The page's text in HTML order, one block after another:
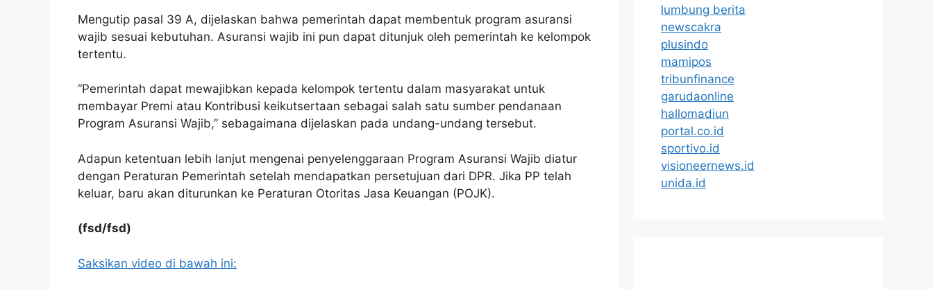
Mengutip pasal 39 A, dijelaskan bahwa pemerintah dapat membentuk program asuransi
wajib sesuai kebutuhan. Asuransi wajib ini pun dapat ditunjuk oleh pemerintah ke kelompok
tertentu.
“Pemerintah dapat mewajibkan kepada kelompok tertentu dalam masyarakat untuk
membayar Premi atau Kontribusi keikutsertaan sebagai salah satu sumber pendanaan
Program Asuransi Wajib,” sebagaimana dijelaskan pada undang-undang tersebut.
Adapun ketentuan lebih lanjut mengenai penyelenggaraan Program Asuransi Wajib diatur
dengan Peraturan Pemerintah setelah mendapatkan persetujuan dari DPR. Jika PP telah
keluar, baru akan diturunkan ke Peraturan Otoritas Jasa Keuangan (POJK).
(fsd/fsd)
Saksikan video di bawah ini:
lumbung berita
newscakra
plusindo
mamipos
tribunfinance
garudaonline
hallomadiun
portal.co.id
sportivo.id
visioneernews.id
unida.id